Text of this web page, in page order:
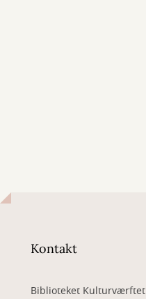
Kontakt
Biblioteket Kulturværftet